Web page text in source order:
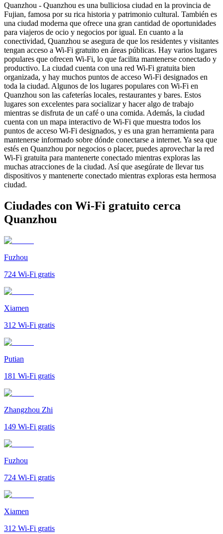
Quanzhou - Quanzhou es una bulliciosa ciudad en la provincia de
Fujian, famosa por su rica historia y patrimonio cultural. También es
una ciudad moderna que ofrece una gran cantidad de oportunidades
para viajeros de ocio y negocios por igual. En cuanto a la
conectividad, Quanzhou se asegura de que los residentes y visitantes
tengan acceso a Wi-Fi gratuito en áreas públicas. Hay varios lugares
populares que ofrecen Wi-Fi, lo que facilita mantenerse conectado y
productivo. La ciudad cuenta con una red Wi-Fi gratuita bien
organizada, y hay muchos puntos de acceso Wi-Fi designados en
toda la ciudad. Algunos de los lugares populares con Wi-Fi en
Quanzhou son las cafeterías locales, restaurantes y bares. Estos
lugares son excelentes para socializar y hacer algo de trabajo
mientras se disfruta de un café o una comida. Además, la ciudad
cuenta con un mapa interactivo de Wi-Fi que muestra todos los
puntos de acceso Wi-Fi designados, y es una gran herramienta para
mantenerse informado sobre dónde conectarse a internet. Ya sea que
estés en Quanzhou por negocios o placer, puedes aprovechar la red
Wi-Fi gratuita para mantenerte conectado mientras exploras las
muchas atracciones de la ciudad. Así que asegúrate de llevar tus
dispositivos y mantenerte conectado mientras exploras esta hermosa
ciudad.
Ciudades con Wi-Fi gratuito cerca
Quanzhou
Fuzhou
724 Wi-Fi gratis
Xiamen
312 Wi-Fi gratis
Putian
181 Wi-Fi gratis
Zhangzhou Zhi
149 Wi-Fi gratis
Fuzhou
724 Wi-Fi gratis
Xiamen
312 Wi-Fi gratis